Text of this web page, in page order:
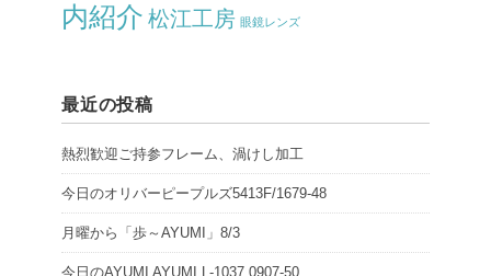
内紹介 松江工房 眼鏡レンズ
最近の投稿
熱烈歓迎ご持参フレーム、渦けし加工
今日のオリバーピープルズ5413F/1679-48
月曜から「歩～AYUMI」8/3
今日のAYUMI AYUMI L-1037 0907-50